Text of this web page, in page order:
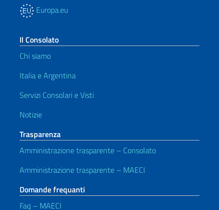
Europa.eu
Il Consolato
Chi siamo
Italia e Argentina
Servizi Consolari e Visti
Notizie
Trasparenza
Amministrazione trasparente – Consolato
Amministrazione trasparente – MAECI
Domande frequanti
Faq – MAECI